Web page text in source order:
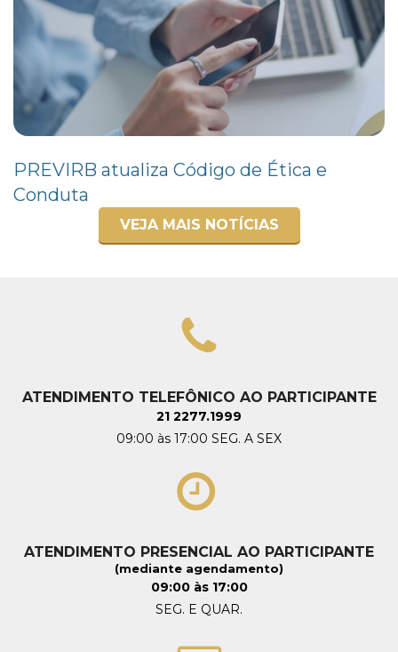
PREVIRB atualiza Código de Ética e
Conduta
VEJA MAIS NOTÍCIAS
ATENDIMENTO TELEFÔNICO AO PARTICIPANTE
21 2277.1999
09:00 às 17:00 SEG. A SEX
ATENDIMENTO PRESENCIAL AO PARTICIPANTE
(mediante agendamento)
09:00 às 17:00
SEG. E QUAR.